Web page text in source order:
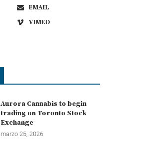
EMAIL
VIMEO
Aurora Cannabis to begin
trading on Toronto Stock
Exchange
marzo 25, 2026